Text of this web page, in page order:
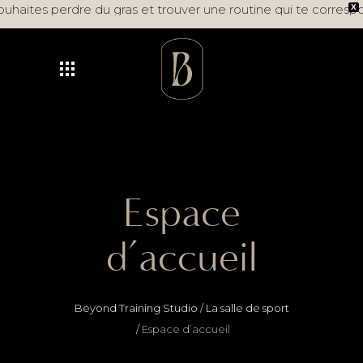
X
perdre du gras et trouver une routine qui te
Espace
d’accueil
Beyond Training Studio /La salle de sport
/Espace d’accueil